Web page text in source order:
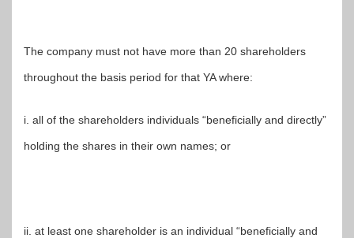
The company must not have more than 20 shareholders
throughout the basis period for that YA where:
i. all of the shareholders individuals “beneficially and directly”
holding the shares in their own names; or
ii. at least one shareholder is an individual “beneficially and